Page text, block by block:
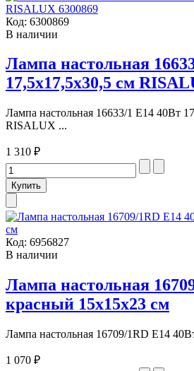
Код: 6300869
В наличии
Лампа настольная
17,5х17,5х30,5 см
Лампа настольная 16633/1 E14 40Вт
RISALUX ...
1 310 ₽
Код: 6956827
В наличии
Лампа настольная
красный 15х15х23 см
Лампа настольная 16709/1RD E14
1 070 ₽